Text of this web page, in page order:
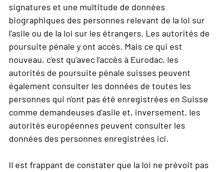
signatures et une multitude de données
biographiques des personnes relevant de la loi sur
l'asile ou de la loi sur les étrangers. Les autorités de
poursuite pénale y ont accès. Mais ce qui est
nouveau, c'est qu'avec l'accès à Eurodac, les
autorités de poursuite pénale suisses peuvent
également consulter les données de toutes les
personnes qui n'ont pas été enregistrées en Suisse
comme demandeuses d'asile et, inversement, les
autorités européennes peuvent consulter les
données des personnes enregistrées ici.
Il est frappant de constater que la loi ne prévoit pas